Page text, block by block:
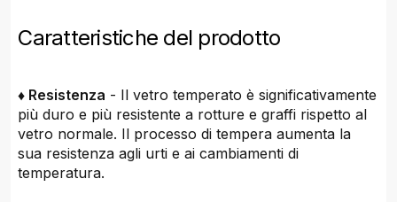
Caratteristiche del prodotto
♦ Resistenza - Il vetro temperato è significativamente
più duro e più resistente a rotture e graffi rispetto al
vetro normale. Il processo di tempera aumenta la
sua resistenza agli urti e ai cambiamenti di
temperatura.